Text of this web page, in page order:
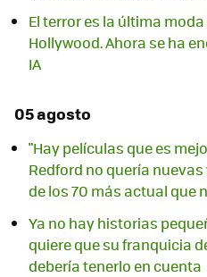
El terror es la última
Hollywood. Ahora se ha
IA
05 agosto
"Hay películas que es
Redford no quería
de los 70 más actual que
Ya no hay historias
quiere que su franquicia
debería tenerlo en cuenta